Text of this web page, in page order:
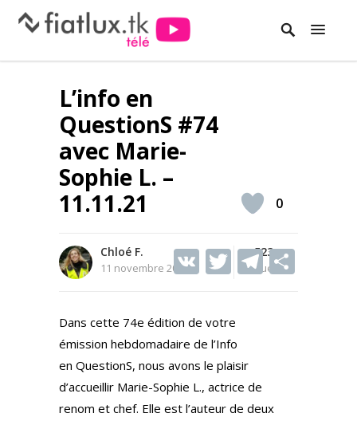
L’info en
QuestionS #74
avec Marie-
Sophie L. –
11.11.21
Chloé F.
11 novembre 2021
523
Vues
V T
itt
er
T
0
Dans cette 74e édition de votre
émission hebdomadaire de l’Info
en QuestionS, nous avons le plaisir
d’accueillir Marie-Sophie L., actrice de
renom et chef. Elle est l’auteur de deux